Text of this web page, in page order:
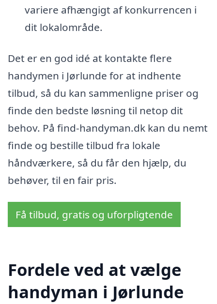
variere afhængigt af konkurrencen i
dit lokalområde.
Det er en god idé at kontakte flere
handymen i Jørlunde for at indhente
tilbud, så du kan sammenligne priser og
finde den bedste løsning til netop dit
behov. På find-handyman.dk kan du nemt
finde og bestille tilbud fra lokale
håndværkere, så du får den hjælp, du
behøver, til en fair pris.
Få tilbud, gratis og uforpligtende
Fordele ved at vælge
handyman i Jørlunde